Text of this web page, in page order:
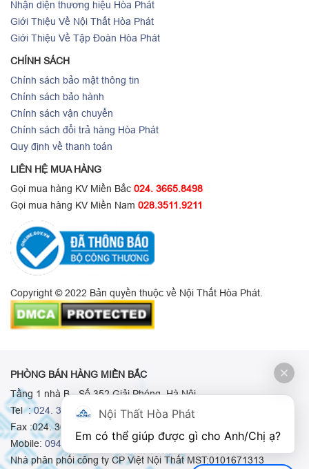
Nhận diện thương hiệu Hòa Phát
Giới Thiệu Về Nội Thất Hòa Phát
Giới Thiệu Về Tập Đoàn Hòa Phát
CHÍNH SÁCH
Chính sách bảo mật thông tin
Chính sách bảo hành
Chính sách vận chuyển
Chính sách đổi trả hàng Hòa Phát
Quy định về thanh toán
LIÊN HỆ MUA HÀNG
Gọi mua hàng KV Miền Bắc 024. 3665.8498
Gọi mua hàng KV Miền Nam 028.3511.9211
Copyright © 2022 Bản quyền thuộc về Nội Thất Hòa Phát.
PHÒNG BÁN HÀNG MIỀN BẮC
Tầng 1 nhà B - Số 352 Giải Phóng, Hà Nội
Tel :024. 3665 8498-024. 3665 8966-024. 3665 8993
Fax :024. 3664.9379
Mobile: 0948.511.555- 0973.375.668- 0942.155.688
Nhà phân phối công ty CP Việt Nội Thất MST:0101671313
Nội Thất Hòa Phát